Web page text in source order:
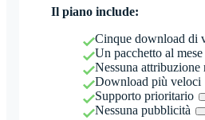
Il piano include:
Cinque download di
Un pacchetto al mese
Nessuna attribuzione
Download più veloci
Supporto prioritario
Nessuna pubblicità